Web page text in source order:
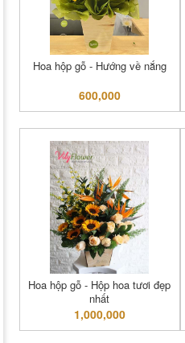
Hoa hộp gỗ - Hướng về nắng
600,000
Hoa hộp gỗ - Hộp hoa tươi đẹp
nhất
1,000,000